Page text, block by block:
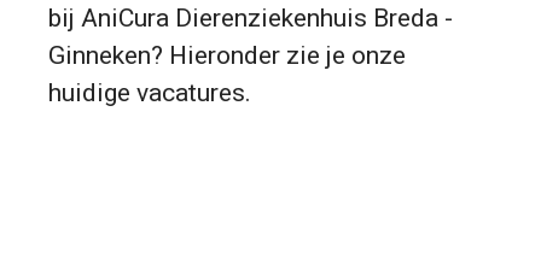
bij AniCura Dierenziekenhuis Breda -
Ginneken? Hieronder zie je onze
huidige vacatures.